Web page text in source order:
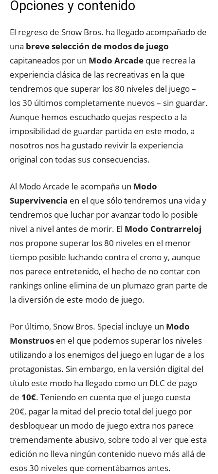
Opciones y contenido
El regreso de Snow Bros. ha llegado acompañado de
una breve selección de modos de juego
capitaneados por un Modo Arcade que recrea la
experiencia clásica de las recreativas en la que
tendremos que superar los 80 niveles del juego –
los 30 últimos completamente nuevos – sin guardar.
Aunque hemos escuchado quejas respecto a la
imposibilidad de guardar partida en este modo, a
nosotros nos ha gustado revivir la experiencia
original con todas sus consecuencias.
Al Modo Arcade le acompaña un Modo
Supervivencia en el que sólo tendremos una vida y
tendremos que luchar por avanzar todo lo posible
nivel a nivel antes de morir. El Modo Contrarreloj
nos propone superar los 80 niveles en el menor
tiempo posible luchando contra el crono y, aunque
nos parece entretenido, el hecho de no contar con
rankings online elimina de un plumazo gran parte de
la diversión de este modo de juego.
Por último, Snow Bros. Special incluye un Modo
Monstruos en el que podemos superar los niveles
utilizando a los enemigos del juego en lugar de a los
protagonistas. Sin embargo, en la versión digital del
título este modo ha llegado como un DLC de pago
de 10€. Teniendo en cuenta que el juego cuesta
20€, pagar la mitad del precio total del juego por
desbloquear un modo de juego extra nos parece
tremendamente abusivo, sobre todo al ver que esta
edición no lleva ningún contenido nuevo más allá de
esos 30 niveles que comentábamos antes.